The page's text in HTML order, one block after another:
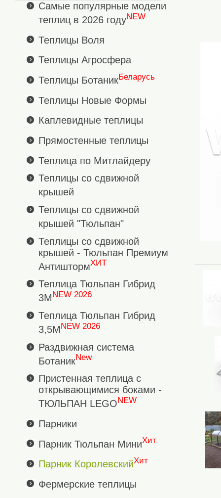
Самые популярные модели
теплиц в 2026 годуNEW
Теплицы Воля
Теплицы Агросфера
Теплицы БотаникБеларусь
Теплицы Новые Формы
Каплевидные теплицы
Прямостенные теплицы
Теплица по Митлайдеру
Теплицы со сдвижной
крышей
Теплицы со сдвижной
крышей "Тюльпан"
Теплицы со сдвижной
крышей - Тюльпан Премиум
АнтиштормХИТ
Теплица Тюльпан Гибрид
3М NEW 2026
Теплица Тюльпан Гибрид
3,5МNEW 2026
Раздвижная система
БотаникNew
Пристенная теплица с
открывающимися боками -
ТЮЛЬПАН LEGONEW
Парники
Парник Тюльпан МиниХит
Парник КоролевскийХит
Фермерские теплицы